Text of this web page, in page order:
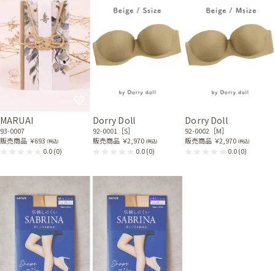
MARUAI
93-0007
販売商品 ￥693 (税込)
0.0(0)
Dorry Doll
92-0001［S］
販売商品 ￥2,970 (税込)
0.0(0)
Dorry Doll
92-0002［M］
販売商品 ￥2,970 (税込)
0.0(0)